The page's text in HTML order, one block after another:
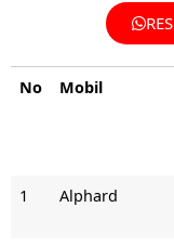
No Mobil
1 Alphard